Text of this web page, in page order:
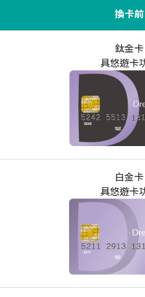
換卡前
鈦金卡
具悠遊卡
白金卡
具悠遊卡